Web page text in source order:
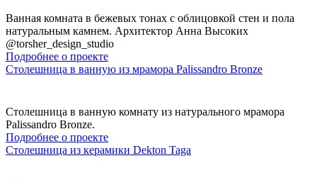
Ванная комната в бежевых тонах с облицовкой стен и пола
натуральным камнем. Архитектор Анна Высоких
@torsher_design_studio
Подробнее о проекте
Столешница в ванную из мрамора Palissandro Bronze
Столешница в ванную комнату из натурального мрамора
Palissandro Bronze.
Подробнее о проекте
Столешница из керамики Dekton Taga